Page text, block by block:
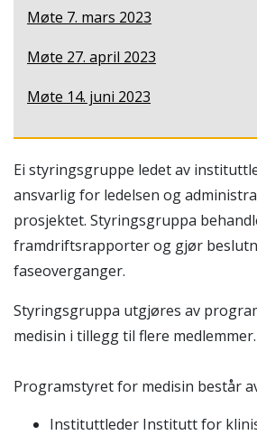
Møte 7. mars 2023
Møte 27. april 2023
Møte 14. juni 2023
Ei styringsgruppe ledet av
ansvarlig for ledelsen og
prosjektet. Styringsgruppa
framdriftsrapporter og gjør
faseoverganger.
Styringsgruppa utgjøres av
medisin i tillegg til flere medlemmer.
Programstyret for medisin består
Instituttleder Institutt for